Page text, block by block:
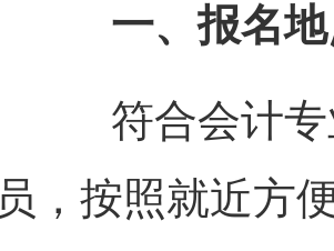
一、报名
符合会计专
员，按照就近方